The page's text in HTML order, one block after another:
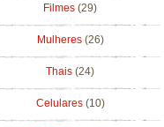
Filmes (29)
Mulheres (26)
Thais (24)
Celulares (10)